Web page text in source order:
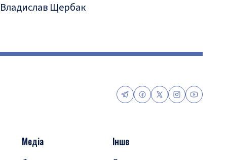
Владислав Щербак
Медіа Інше